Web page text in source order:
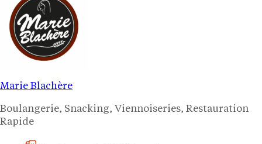
Marie Blachère
Boulangerie, Snacking, Viennoiseries, Restauration
Rapide